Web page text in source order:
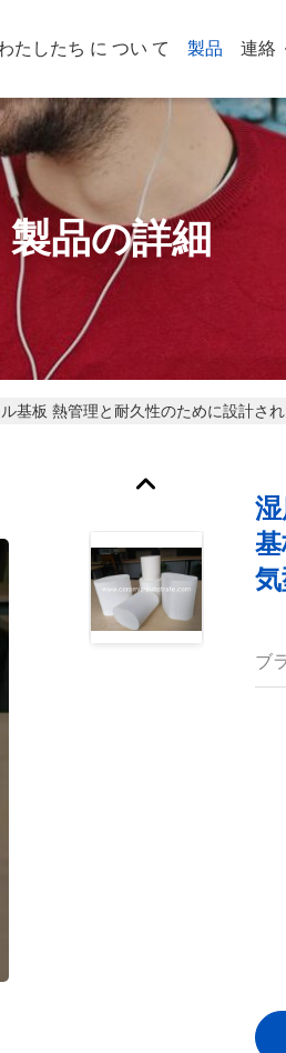
たしたち に つい て 製品 連絡
製品の詳細
基板 熱管理と耐久性のために設計さ
ブ